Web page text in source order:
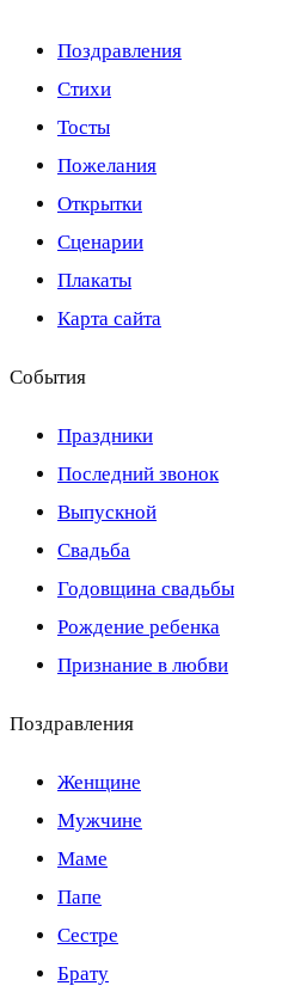
Поздравления
Стихи
Тосты
Пожелания
Открытки
Сценарии
Плакаты
Карта сайта
События
Праздники
Последний звонок
Выпускной
Свадьба
Годовщина свадьбы
Рождение ребенка
Признание в любви
Поздравления
Женщине
Мужчине
Маме
Папе
Сестре
Брату